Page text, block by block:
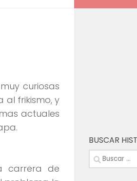
curiosas
al frikismo, y
actuales
carrera de
BUSCAR
Buscar: